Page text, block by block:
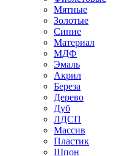
Мятные
Золотые
Синие
Материал
МДФ
Эмаль
Акрил
Береза
Дерево
Дуб
ЛДСП
Массив
Пластик
Шпон